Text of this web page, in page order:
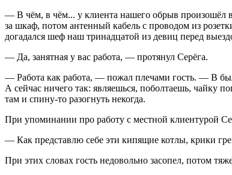
— В чём, в чём... у клиента нашего обрыв произошёл в
за шкаф, потом антенный кабель с проводом из
догадался шеф наш тринадцатой из девиц перед
— Да, занятная у вас работа, — протянул Серёга.
— Работа как работа, — пожал плечами гость. — В
А сейчас ничего так: являешься, поболтаешь, чайку
там и спину-то разогнуть некогда.
При упоминании про работу с местной клиентурой
— Как представлю себе эти кипящие котлы, крики
При этих словах гость недовольно засопел, потом